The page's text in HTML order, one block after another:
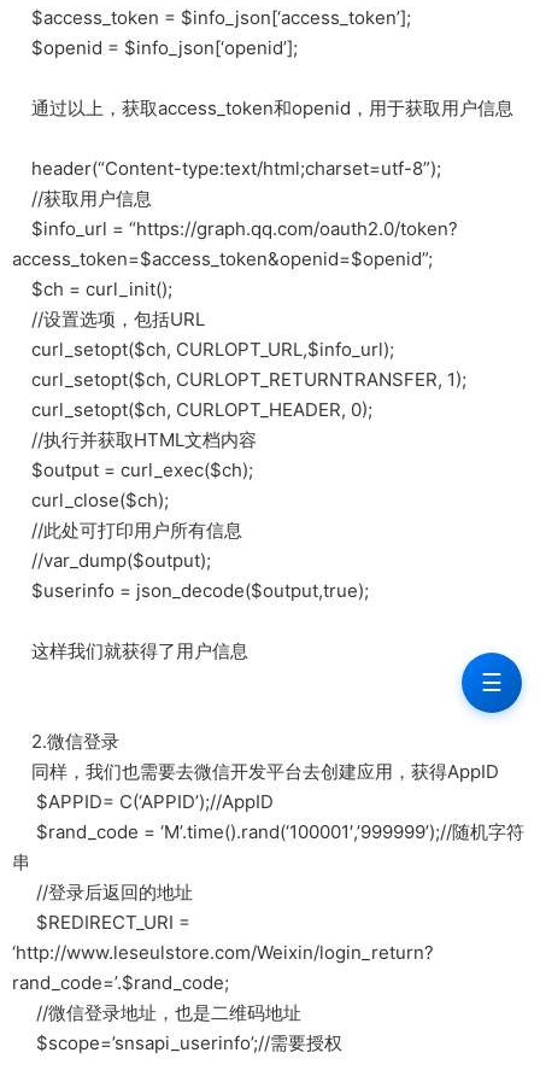
$access_token = $info_json[‘access_token’];
$openid = $info_json[‘openid’];
通过以上，获取access_token和openid，用于获取用户信息
header(“Content-type:text/html;charset=utf-8”);
//获取用户信息
$info_url = “https://graph.qq.com/oauth2.0/token?
access_token=$access_token&openid=$openid”;
$ch = curl_init();
//设置选项，包括URL
curl_setopt($ch, CURLOPT_URL,$info_url);
curl_setopt($ch, CURLOPT_RETURNTRANSFER, 1);
curl_setopt($ch, CURLOPT_HEADER, 0);
//执行并获取HTML文档内容
$output = curl_exec($ch);
curl_close($ch);
//此处可打印用户所有信息
//var_dump($output);
$userinfo = json_decode($output,true);
这样我们就获得了用户信息
2.微信登录
同样，我们也需要去微信开发平台去创建应用，获得AppID
$APPID= C(‘APPID’);//AppID
$rand_code = ‘M’.time().rand(‘100001′,’999999’);//随机字符
串
//登录后返回的地址
$REDIRECT_URI =
‘http://www.leseulstore.com/Weixin/login_return?
rand_code=’.$rand_code;
//微信登录地址，也是二维码地址
$scope=’snsapi_userinfo’;//需要授权
☰